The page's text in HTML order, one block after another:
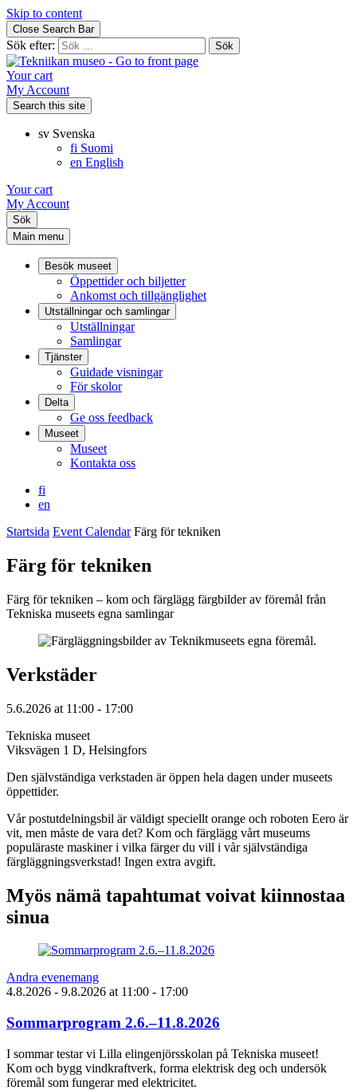
Skip to content
Close Search Bar
Sök efter:
Your cart
My Account
Search this site
sv Svenska
fi Suomi
en English
Your cart
My Account
Sök
Main menu
Besök museet
Öppettider och biljetter
Ankomst och tillgänglighet
Utställningar och samlingar
Utställningar
Samlingar
Tjänster
Guidade visningar
För skolor
Delta
Ge oss feedback
Museet
Museet
Kontakta oss
fi
en
Startsida Event Calendar Färg för tekniken
Färg för tekniken
Färg för tekniken – kom och färglägg färgbilder av föremål från
Tekniska museets egna samlingar
Verkstäder
5.6.2026 at 11:00 - 17:00
Tekniska museet
Viksvägen 1 D, Helsingfors
Den självständiga verkstaden är öppen hela dagen under museets
öppettider.
Vår postutdelningsbil är väldigt speciellt orange och roboten Eero är
vit, men måste de vara det? Kom och färglägg vårt museums
populäraste maskiner i vilka färger du vill i vår självständiga
färgläggningsverkstad! Ingen extra avgift.
Myös nämä tapahtumat voivat kiinnostaa
sinua
Andra evenemang
4.8.2026 - 9.8.2026 at 11:00 - 17:00
Sommarprogram 2.6.–11.8.2026
I sommar testar vi Lilla elingenjörsskolan på Tekniska museet!
Kom och bygg vindkraftverk, forma elektrisk deg och undersök
föremål som fungerar med elektricitet.